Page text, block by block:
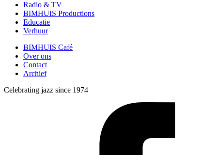
Radio & TV
BIMHUIS Productions
Educatie
Verhuur
BIMHUIS Café
Over ons
Contact
Archief
Celebrating jazz since 1974